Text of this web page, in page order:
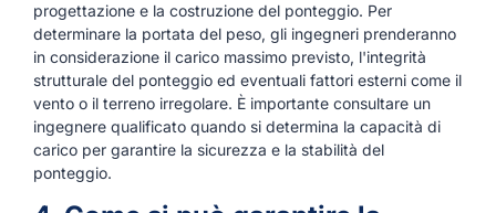
progettazione e la costruzione del ponteggio. Per
determinare la portata del peso, gli ingegneri prenderanno
in considerazione il carico massimo previsto, l'integrità
strutturale del ponteggio ed eventuali fattori esterni come il
vento o il terreno irregolare. È importante consultare un
ingegnere qualificato quando si determina la capacità di
carico per garantire la sicurezza e la stabilità del
ponteggio.